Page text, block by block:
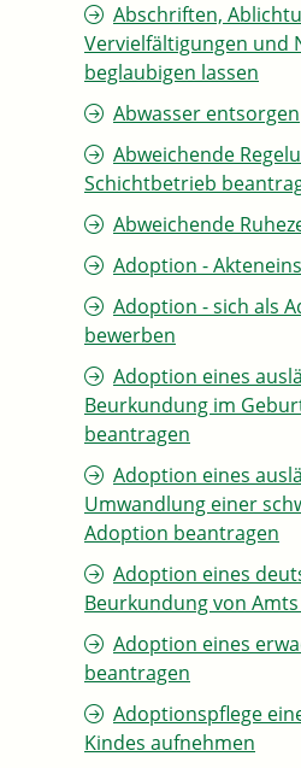
Abschriften,
Vervielfältigungen und
beglaubigen lassen
Abwasser entsorgen
Abweichende
Schichtbetrieb
Abweichende
Adoption -
Adoption - sich als
bewerben
Adoption eines
Beurkundung im
beantragen
Adoption eines
Umwandlung einer
Adoption beantragen
Adoption eines
Beurkundung von
Adoption eines
beantragen
Adoptionspflege
Kindes aufnehmen